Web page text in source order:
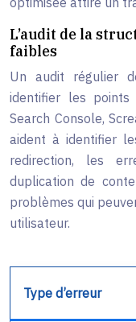
L’audit de la
faibles
Un audit régulier
identifier les points
Search Console,
aident à identifier
redirection, les
duplication de
problèmes qui
utilisateur.
Type d’erreur